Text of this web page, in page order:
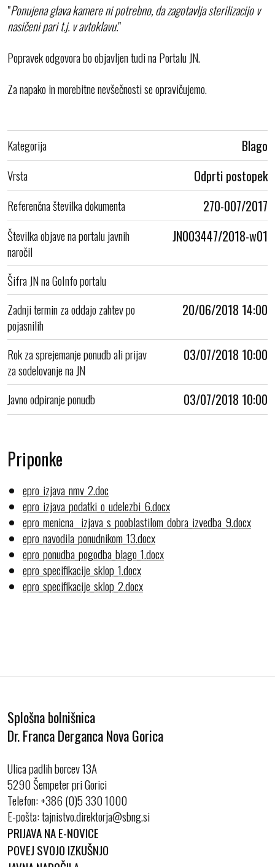
"Ponujena glava kamere ni potrebno, da zagotavlja sterilizacijo v
nasičeni pari t.j. v avtoklavu."
Popravek odgovora bo objavljen tudi na Portalu JN.
Za napako in morebitne nevšečnosti se opravičujemo.
Kategorija Blago
Vrsta Odprti postopek
Referenčna številka dokumenta 270-007/2017
Številka objave na portalu javnih
naročil
JN003447/2018-w01
Šifra JN na GoInfo portalu
Zadnji termin za oddajo zahtev po
pojasnilih
20/06/2018 14:00
Rok za sprejemanje ponudb ali prijav
za sodelovanje na JN
03/07/2018 10:00
Javno odpiranje ponudb 03/07/2018 10:00
Priponke
epro_izjava_nmv_2.doc
epro_izjava_podatki_o_udelezbi_6.docx
epro_menicna__izjava_s_pooblastilom_dobra_izvedba_9.docx
epro_navodila_ponudnikom_13.docx
epro_ponudba_pogodba_blago_1.docx
epro_specifikacije_sklop_1.docx
epro_specifikacije_sklop_2.docx
Splošna bolnišnica
Dr. Franca Derganca Nova Gorica
Ulica padlih borcev 13A
5290 Šempeter pri Gorici
Telefon:+386 (0)5 330 1000
E-pošta:
PRIJAVA NA E-NOVICE
POVEJ SVOJO IZKUŠNJO